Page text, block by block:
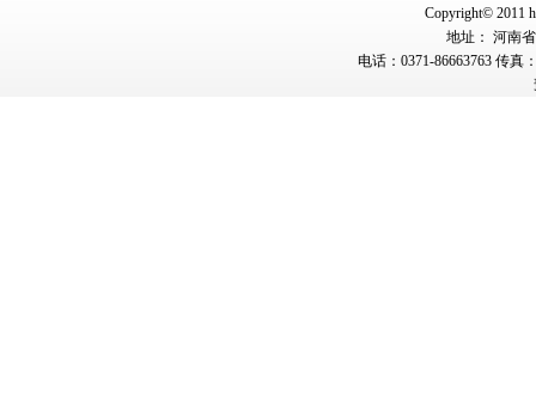
Copyright© 2011
地址： 河南
电话：0371-86663763 传真